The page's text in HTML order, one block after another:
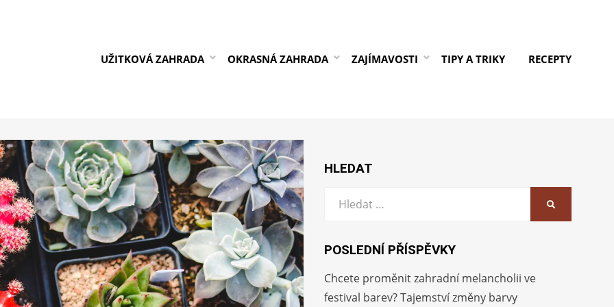
UŽITKOVÁ ZAHRADA OKRASNÁ ZAHRADA ZAJÍMAVOSTI TIPY A TRIKY RECEPTY
HLEDAT
Vyhledat:
POSLEDNÍ PŘÍSPĚVKY
Chcete proměnit zahradní melancholii ve
festival barev? Tajemství změny barvy